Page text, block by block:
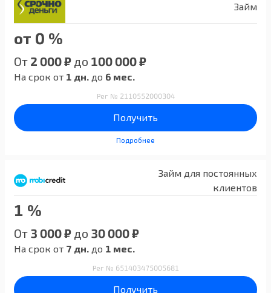
Займ
от 0 %
От 2 000 ₽ до 100 000 ₽
На срок от 1 дн. до 6 мес.
Рег № 2110552000304
Получить
Подробнее
Займ для постоянных
клиентов
1 %
От 3 000 ₽ до 30 000 ₽
На срок от 7 дн. до 1 мес.
Рег № 651403475005681
Получить